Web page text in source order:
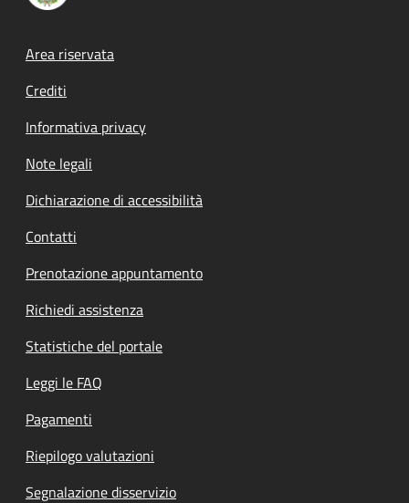
Footer menu
Area riservata
Crediti
Informativa privacy
Note legali
Dichiarazione di accessibilità
Contatti
Prenotazione appuntamento
Richiedi assistenza
Statistiche del portale
Leggi le FAQ
Pagamenti
Riepilogo valutazioni
Segnalazione disservizio